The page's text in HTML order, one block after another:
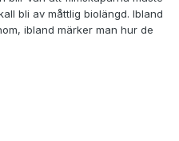
bli av måttlig biolängd. Ibland
ibland märker man hur de